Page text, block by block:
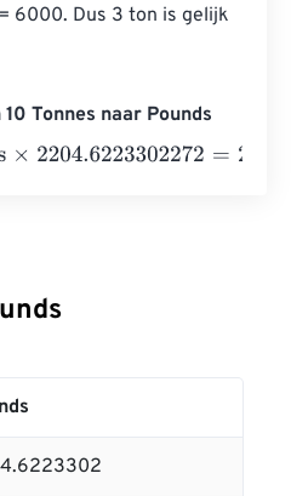
6000. Dus 3 ton is gelijk
Tonnes naar Pounds
=